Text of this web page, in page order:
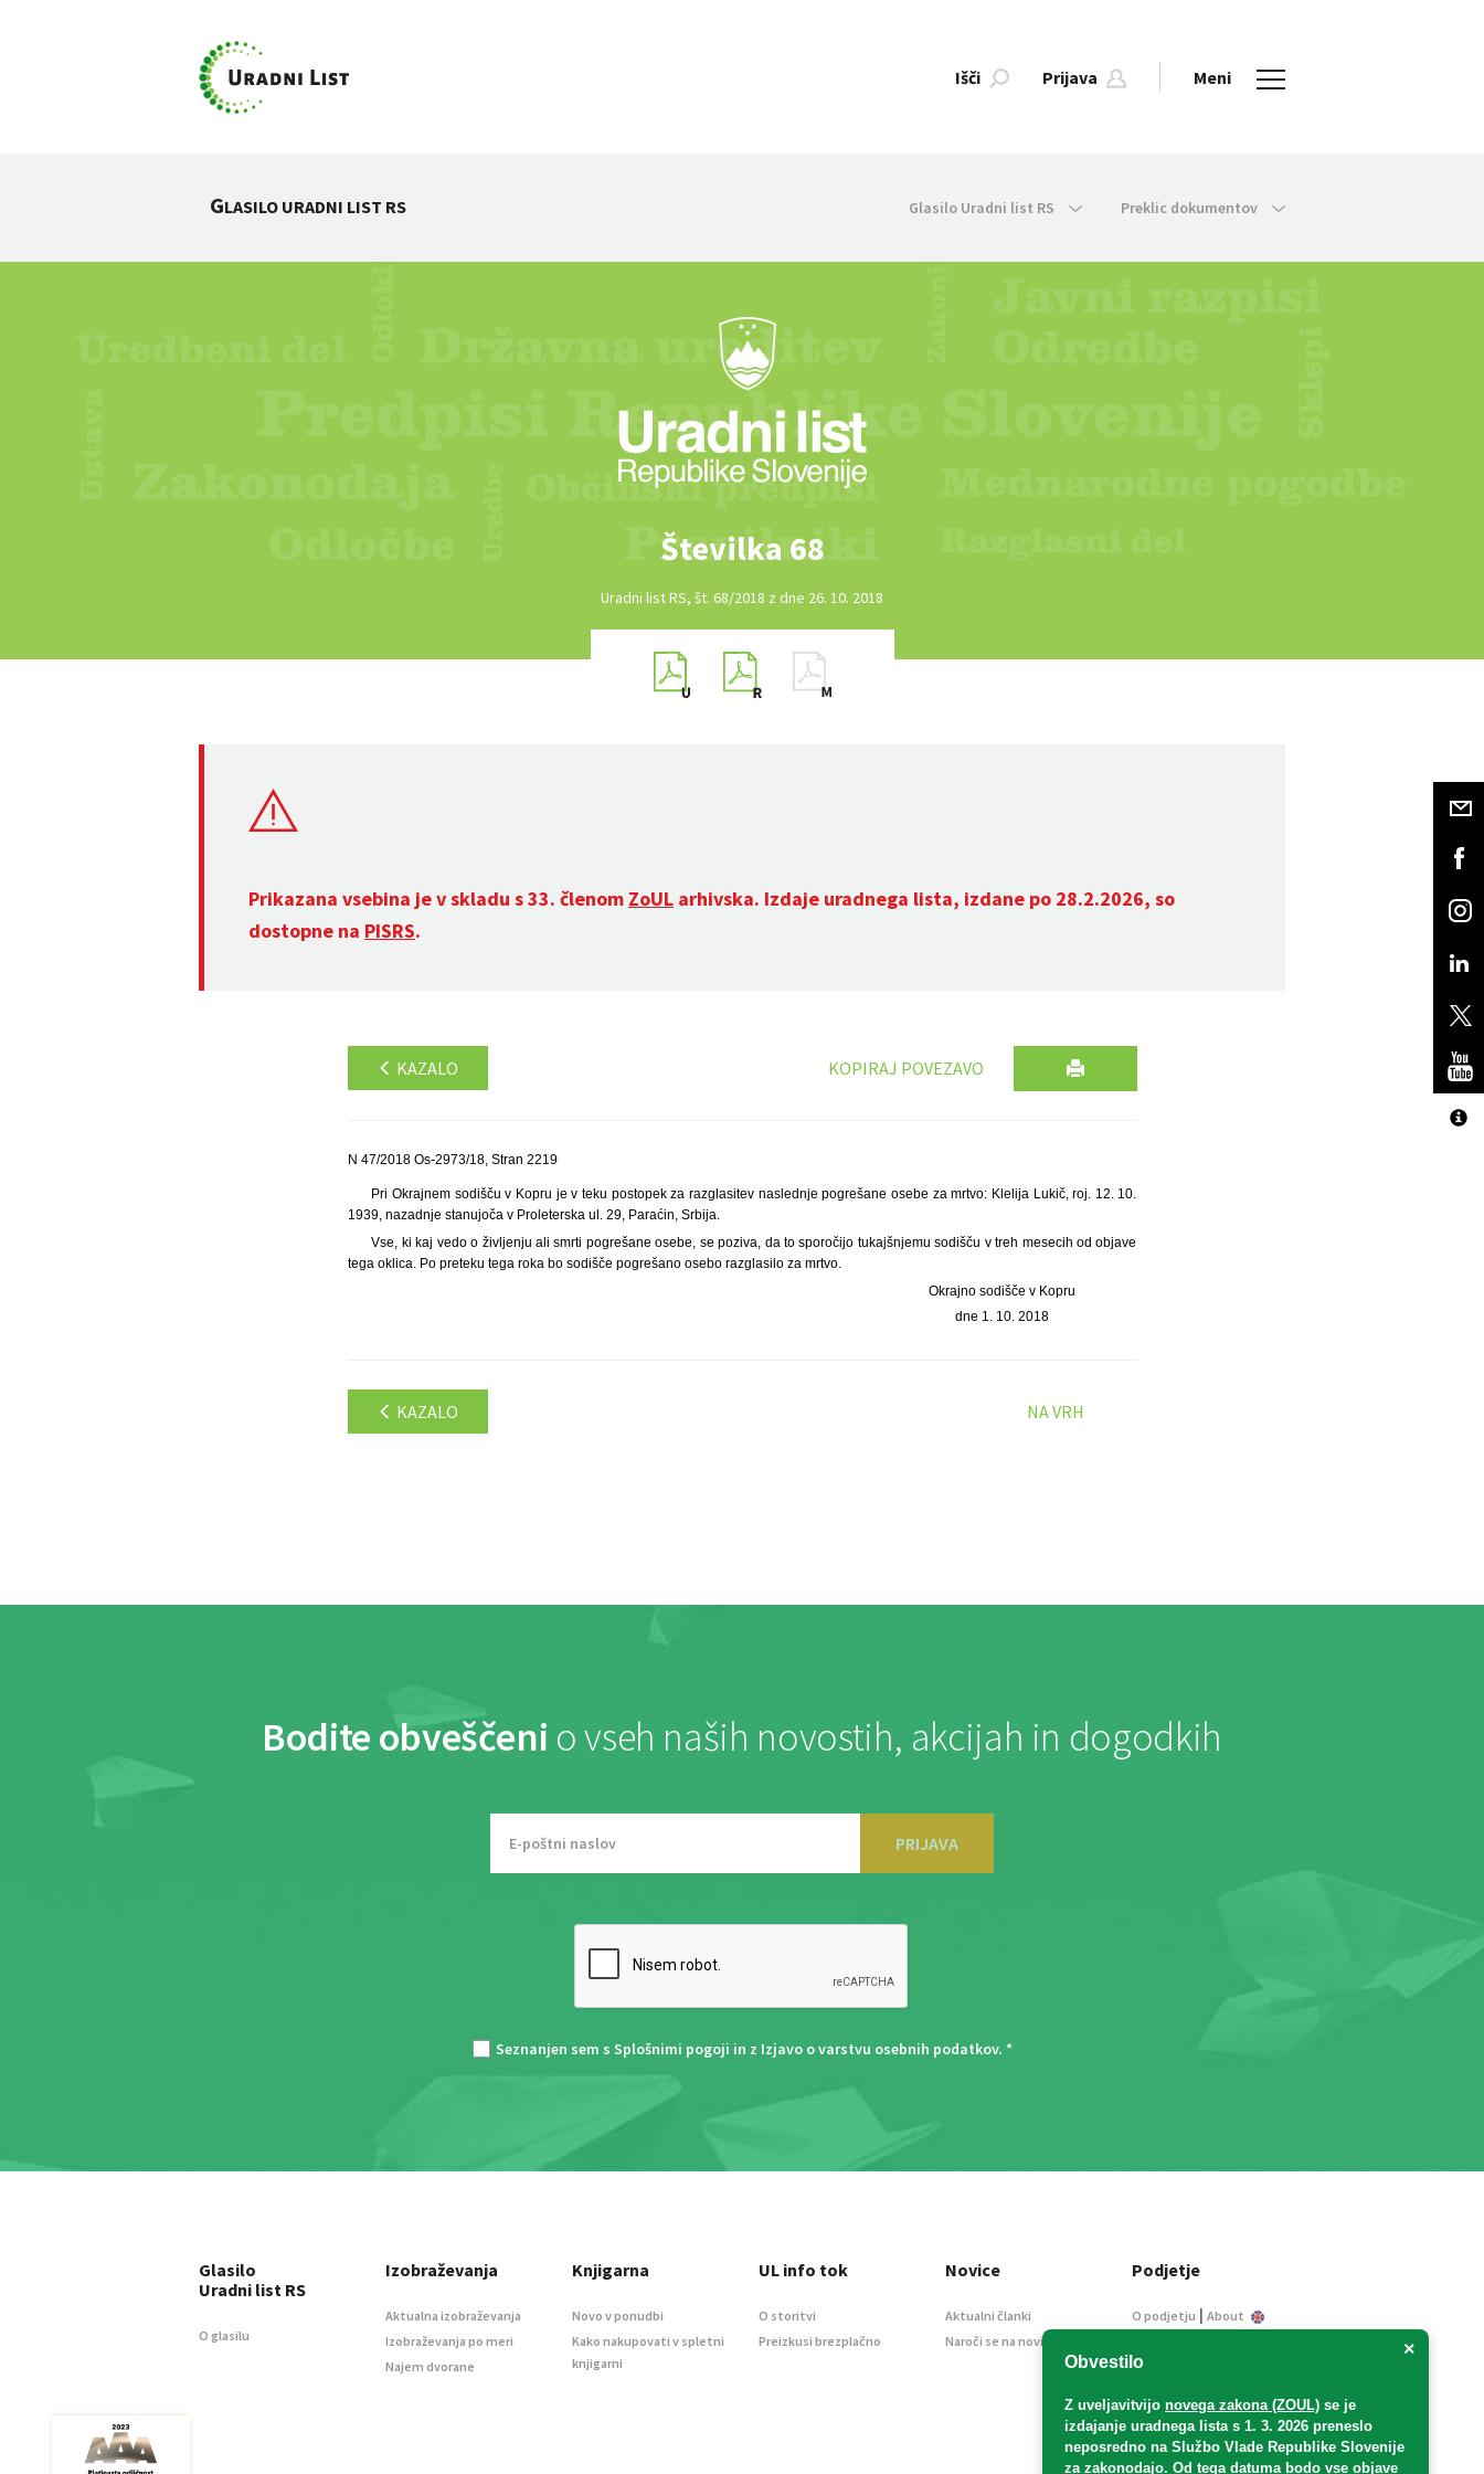
Išči Prijava Meni
GLASILO URADNI LIST RS Glasilo Uradni list RS Preklic dokumentov
Številka 68
Uradni list RS, št. 68/2018 z dne 26. 10. 2018
Prikazana vsebina je v skladu s 33. členom ZoUL arhivska. Izdaje uradnega lista, izdane po 28.2.2026, so
dostopne na PISRS.
KAZALO KOPIRAJ POVEZAVO
N 47/2018 Os-2973/18, Stran 2219
Pri Okrajnem sodišču v Kopru je v teku postopek za razglasitev naslednje pogrešane osebe za mrtvo: Klelija Lukič, roj. 12. 10.
1939, nazadnje stanujoča v Proleterska ul. 29, Paraćin, Srbija.
Vse, ki kaj vedo o življenju ali smrti pogrešane osebe, se poziva, da to sporočijo tukajšnjemu sodišču v treh mesecih od objave
tega oklica. Po preteku tega roka bo sodišče pogrešano osebo razglasilo za mrtvo.
Okrajno sodišče v Kopru
dne 1. 10. 2018
KAZALO NA VRH
Bodite obveščeni o vseh naših novostih, akcijah in dogodkih
PRIJAVA
Seznanjen sem s Splošnimi pogoji in z Izjavo o varstvu osebnih podatkov. *
×
Obvestilo
Z uveljavitvijo novega zakona (ZOUL) se je
izdajanje uradnega lista s 1. 3. 2026 preneslo
neposredno na Službo Vlade Republike Slovenije
za zakonodajo. Od tega datuma bodo vse objave
Glasilo
Uradni list RS
O glasilu
Izobraževanja
Aktualna izobraževanja
Izobraževanja po meri
Najem dvorane
Knjigarna
Novo v ponudbi
Kako nakupovati v spletni
knjigarni
UL info tok
O storitvi
Preizkusi brezplačno
Novice
Aktualni članki
Naroči se na novice
Podjetje
O podjetju | About
Informacije javnega
Oglaševanje
Splošni pogoji
Izjava o varstvu osebnih